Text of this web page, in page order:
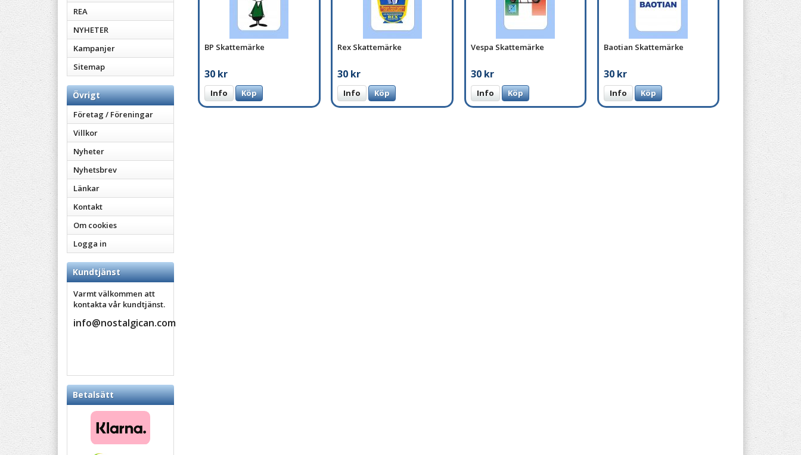
REA
NYHETER
Kampanjer
Sitemap
Övrigt
Företag / Föreningar
Villkor
Nyheter
Nyhetsbrev
Länkar
Kontakt
Om cookies
Logga in
Kundtjänst
Varmt välkommen att
kontakta vår kundtjänst.
info@nostalgican.com
Betalsätt
BP Skattemärke
30 kr
Info Köp
Rex Skattemärke
30 kr
Info Köp
Vespa Skattemärke
30 kr
Info Köp
Baotian Skattemärke
30 kr
Info Köp